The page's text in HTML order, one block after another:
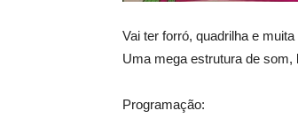
Vai ter forró, quadrilha e
Uma mega estrutura de
Programação: